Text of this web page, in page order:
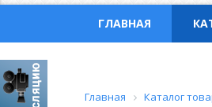
ГЛАВНАЯ
Главная Каталог